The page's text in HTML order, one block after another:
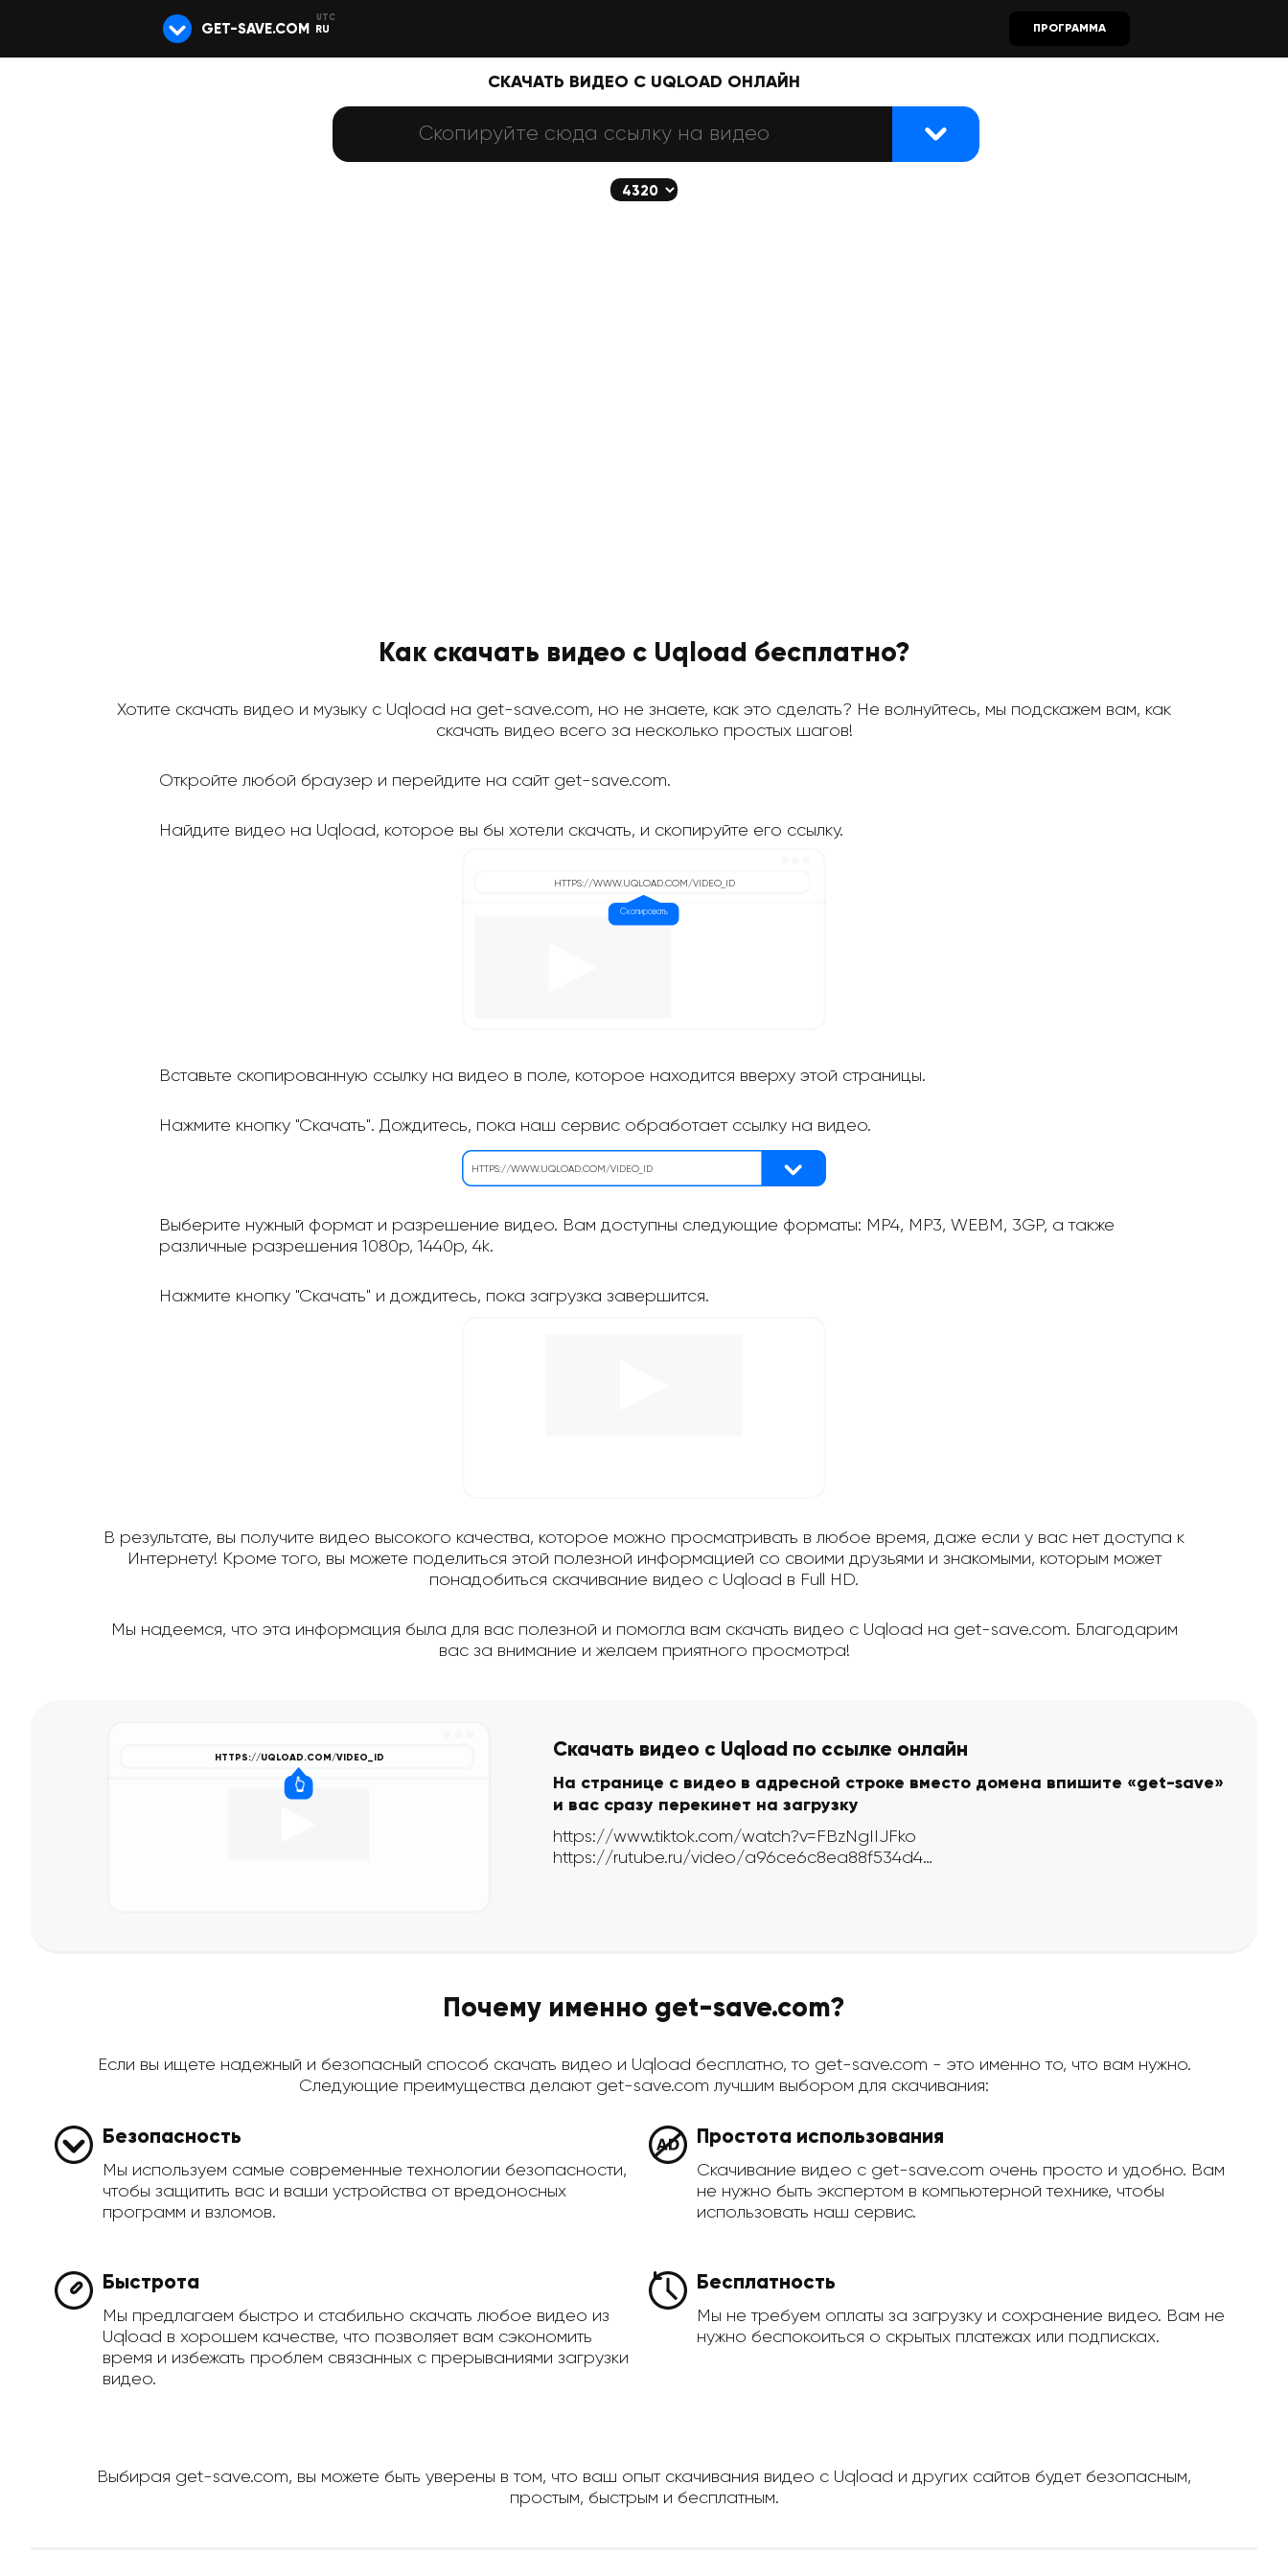
GET-SAVE.COM RU ПРОГРАММА
СКАЧАТЬ ВИДЕО С UQLOAD ОНЛАЙН
Как скачать видео с Uqload бесплатно?
Хотите скачать видео и музыку с Uqload на get-save.com, но не знаете, как это сделать? Не волнуйтесь, мы подскажем вам, как
скачать видео всего за несколько простых шагов!
Откройте любой браузер и перейдите на сайт get-save.com.
Найдите видео на Uqload, которое вы бы хотели скачать, и скопируйте его ссылку.
Вставьте скопированную ссылку на видео в поле, которое находится вверху этой страницы.
Нажмите кнопку "Скачать". Дождитесь, пока наш сервис обработает ссылку на видео.
Выберите нужный формат и разрешение видео. Вам доступны следующие форматы: MP4, MP3, WEBM, 3GP, а также
различные разрешения 1080p, 1440p, 4k.
Нажмите кнопку "Скачать" и дождитесь, пока загрузка завершится.
В результате, вы получите видео высокого качества, которое можно просматривать в любое время, даже если у вас нет доступа к
Интернету! Кроме того, вы можете поделиться этой полезной информацией со своими друзьями и знакомыми, которым может
понадобиться скачивание видео с Uqload в Full HD.
Мы надеемся, что эта информация была для вас полезной и помогла вам скачать видео с Uqload на get-save.com. Благодарим
вас за внимание и желаем приятного просмотра!
Скачать видео с Uqload по ссылке онлайн
На странице с видео в адресной строке вместо домена впишите «get-save»
и вас сразу перекинет на загрузку
Почему именно get-save.com?
Если вы ищете надежный и безопасный способ скачать видео и Uqload бесплатно, то get-save.com - это именно то, что вам нужно.
Следующие преимущества делают get-save.com лучшим выбором для скачивания:
Безопасность
Мы используем самые современные технологии безопасности,
чтобы защитить вас и ваши устройства от вредоносных
программ и взломов.
Простота использования
Скачивание видео с get-save.com очень просто и удобно. Вам
не нужно быть экспертом в компьютерной технике, чтобы
использовать наш сервис.
Быстрота
Мы предлагаем быстро и стабильно скачать любое видео из
Uqload в хорошем качестве, что позволяет вам сэкономить
время и избежать проблем связанных с прерываниями загрузки
видео.
Бесплатность
Мы не требуем оплаты за загрузку и сохранение видео. Вам не
нужно беспокоиться о скрытых платежах или подписках.
Выбирая get-save.com, вы можете быть уверены в том, что ваш опыт скачивания видео с Uqload и других сайтов будет безопасным,
простым, быстрым и бесплатным.